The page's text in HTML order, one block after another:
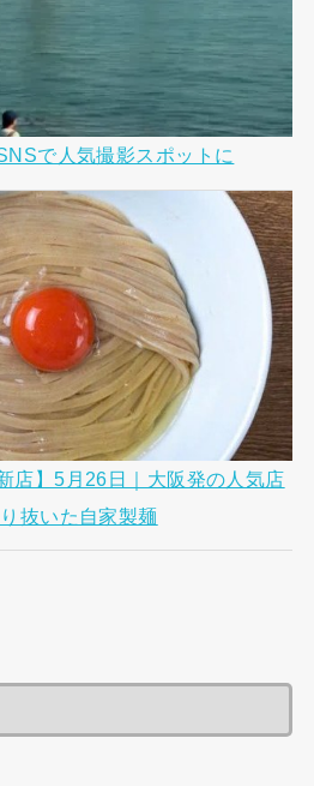
で人気撮影スポットに
店】5月26日｜大阪発の人気店
抜いた自家製麺